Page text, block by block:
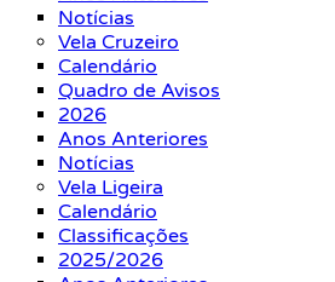
Notícias
Vela Cruzeiro
Calendário
Quadro de Avisos
2026
Anos Anteriores
Notícias
Vela Ligeira
Calendário
Classificações
2025/2026